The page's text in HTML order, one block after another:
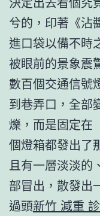
兮的，印著《沾
進口袋以備不時
被眼前的景象震
數百個交通信號
到巷弄口，全部
爍，而是固定在
個燈箱都發出了
且有一層淡淡的
部冒出，散發
過頭新竹 減重